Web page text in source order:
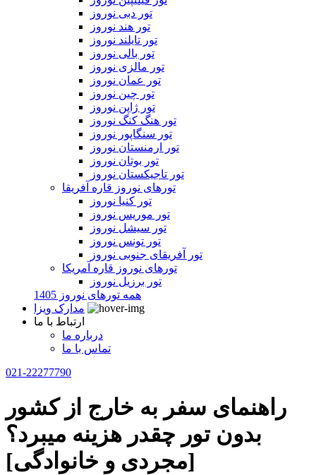
تور دبی نوروز
تور هند نوروز
تور تایلند نوروز
تور بالی نوروز
تور مالزی نوروز
تور عمان نوروز
تور چین نوروز
تور ژاپن نوروز
تور هنگ کنگ نوروز
تور سنگاپور نوروز
تور ارمنستان نوروز
تور بوتان نوروز
تور تاجیکستان نوروز
تورهای نوروز قاره آفریقا
تور کنیا نوروز
تور موریس نوروز
تور سیشل نوروز
تور تونس نوروز
تور آفریقای جنوبی نوروز
تورهای نوروز قاره آمریکا
تور برزیل نوروز
همه تورهای نوروز 1405
مدارک ویزا
ارتباط با ما
درباره ما
تماس با ما
021-22277790
راهنمای سفر به خارج از کشور
بدون تور چقدر هزینه میبرد؟
[مجردی و خانوادگی]